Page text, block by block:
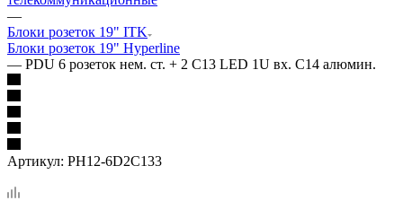
—
Блоки розеток 19" ITK
Блоки розеток 19" Hyperline
— PDU 6 розеток нем. ст. + 2 С13 LED 1U вх. С14 алюмин.
Артикул: PH12-6D2C133